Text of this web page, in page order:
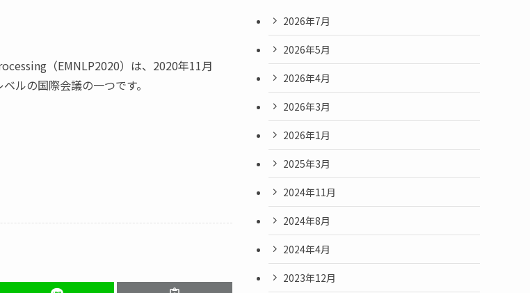
（EMNLP2020）は、2020年11月
ルの国際会議の一つです。
2026年7月
2026年5月
2026年4月
2026年3月
2026年1月
2025年3月
2024年11月
2024年8月
2024年4月
2023年12月